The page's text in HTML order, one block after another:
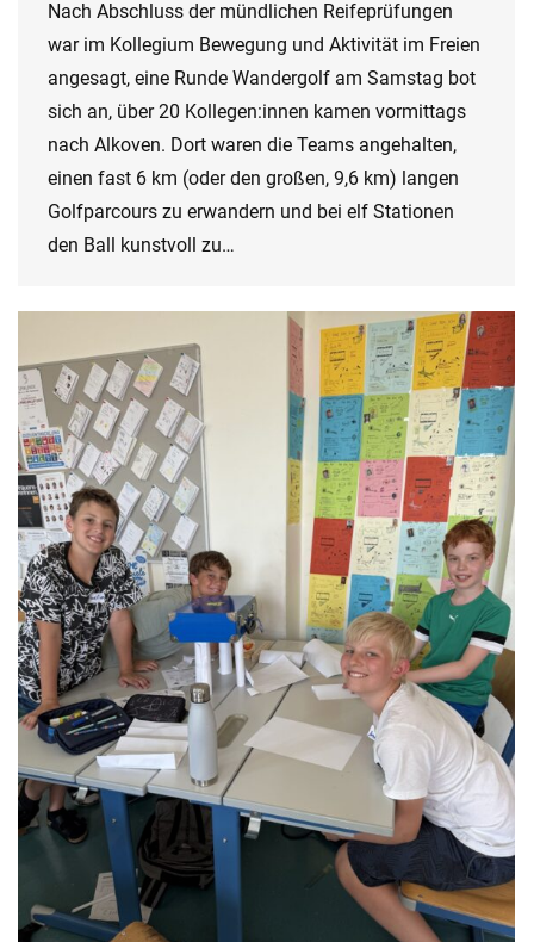
Nach Abschluss der mündlichen Reifeprüfungen
war im Kollegium Bewegung und Aktivität im Freien
angesagt, eine Runde Wandergolf am Samstag bot
sich an, über 20 Kollegen:innen kamen vormittags
nach Alkoven. Dort waren die Teams angehalten,
einen fast 6 km (oder den großen, 9,6 km) langen
Golfparcours zu erwandern und bei elf Stationen
den Ball kunstvoll zu…